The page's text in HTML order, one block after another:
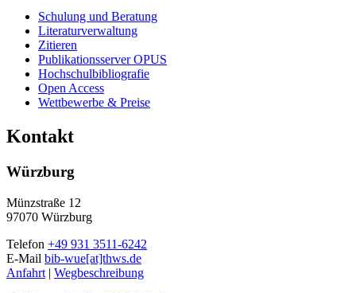
Schulung und Beratung
Literaturverwaltung
Zitieren
Publikationsserver OPUS
Hochschulbibliografie
Open Access
Wettbewerbe & Preise
Kontakt
Würzburg
Münzstraße 12
97070 Würzburg
Telefon +49 931 3511-6242
E-Mail bib-wue[at]thws.de
Anfahrt | Wegbeschreibung